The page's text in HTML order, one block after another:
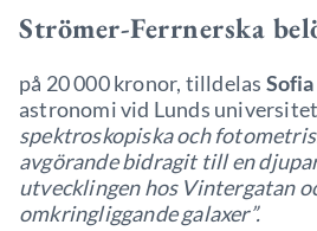
Strömer-Ferrnerska
på 20 000 kronor, tilldelas
astronomi vid Lunds
spektroskopiska och
avgörande bidragit till en
utvecklingen hos Vintergatan
omkringliggande galaxer”.